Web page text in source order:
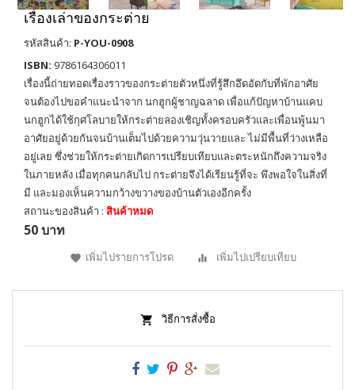
เรื่องเล่าของกระต่าย
รหัสสินค้า: P-YOU-0908
ISBN: 9786164306011
เรื่องนี้ถ่ายทอดเรื่องราวของกระต่ายตัวหนึ่งที่รู้สึกอึดอัดกับที่พักอาศัย
จนต้องไปขอคำแนะนำจาก นกฮูกผู้ชาญฉลาด เพื่อแก้ปัญหาบ้านแคบ
นกฮูกได้ใช้กุศโลบายให้กระต่ายลองเชิญทั้งครอบครัวและเพื่อนพู้นมา
อาศัยอยู่ด้วยกันจนบ้านเต็มไปด้วยความวุ่นวายและ ไม่มีพื้นที่ว่างเหลือ
อยู่เลย ซึ่งช่วยให้กระต่ายเกิดการเปรียบเทียบและตระหนักถึงความจริง
ในภายหลัง เมื่อทุกคนกลับไป กระต่ายจึงได้เรียนรู้ที่จะ พึงพอใจในสิ่งที่
มี และมองเห็นความกว้างขวางของบ้านตัวเองอีกครั้ง
สถานะของสินค้า : สินค้าหมด
50 บาท
เพิ่มไปรายการโปรด เพิ่มไปเปรียบเทียบ
วิธีการสั่งซื้อ